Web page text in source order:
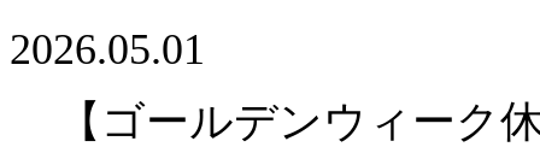
2026.05.01
【ゴールデンウィーク